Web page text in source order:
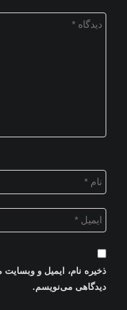
ذخیره نام، ایمیل و
دیدگاهی می‌نویسم.